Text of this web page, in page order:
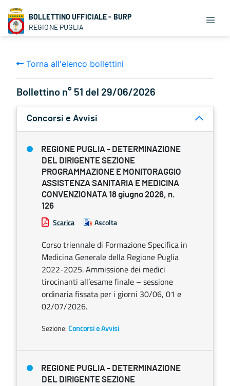
BOLLETTINO UFFICIALE - BURP
REGIONE PUGLIA
Torna all'elenco bollettini
Bollettino n° 51 del 29/06/2026
Concorsi e Avvisi
REGIONE PUGLIA - DETERMINAZIONE
DEL DIRIGENTE SEZIONE
PROGRAMMAZIONE E MONITORAGGIO
ASSISTENZA SANITARIA E MEDICINA
CONVENZIONATA 18 giugno 2026, n.
126
Scarica Ascolta
Corso triennale di Formazione Specifica in
Medicina Generale della Regione Puglia
2022-2025. Ammissione dei medici
tirocinanti all’esame finale – sessione
ordinaria fissata per i giorni 30/06, 01 e
02/07/2026.
Sezione:Concorsi e Avvisi
REGIONE PUGLIA - DETERMINAZIONE
DEL DIRIGENTE SEZIONE